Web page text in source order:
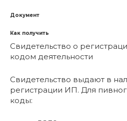
Документ
Как получить
Свидетельство о
кодом деятельности
Свидетельство выдают в
регистрации ИП. Для
коды: